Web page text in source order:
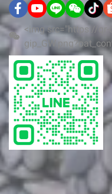
<img src="https://